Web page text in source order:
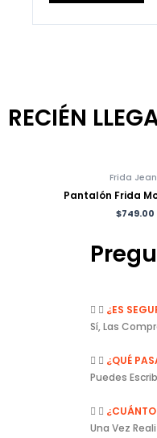
RECIÉN
Frida
Pantalón Frida
$749.00
¿ES
Sí, Las
¿QUÉ
Puedes
Una Vez